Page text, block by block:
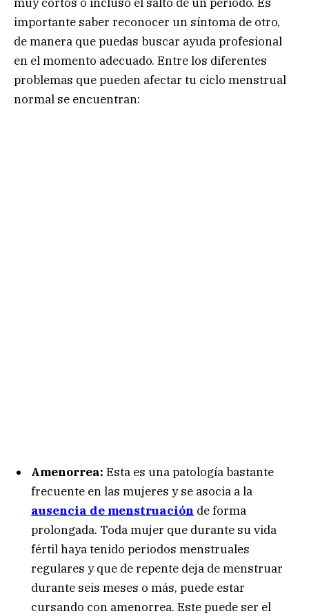
muy cortos o incluso el salto de un periodo. Es
importante saber reconocer un síntoma de otro,
de manera que puedas buscar ayuda profesional
en el momento adecuado. Entre los diferentes
problemas que pueden afectar tu ciclo menstrual
normal se encuentran:
Amenorrea: Esta es una patología bastante
frecuente en las mujeres y se asocia a la
ausencia de menstruación de forma
prolongada. Toda mujer que durante su vida
fértil haya tenido periodos menstruales
regulares y que de repente deja de menstruar
durante seis meses o más, puede estar
cursando con amenorrea. Este puede ser el